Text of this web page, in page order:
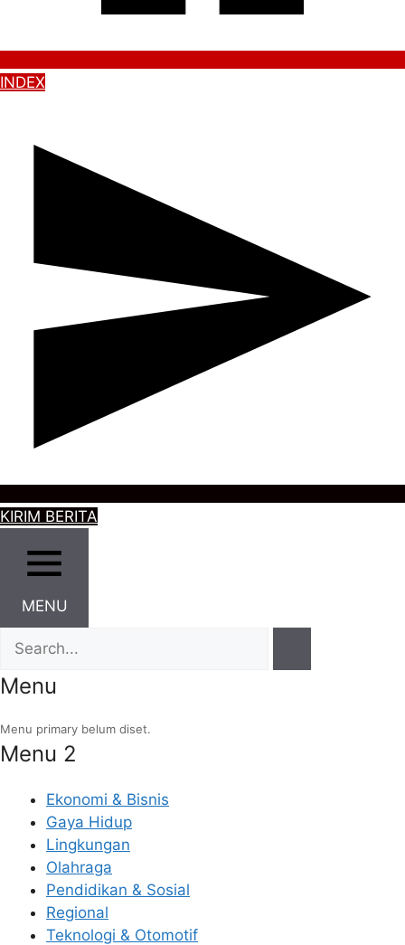
INDEX
KIRIM BERITA
MENU
Menu
Menu primary belum diset.
Menu 2
Ekonomi & Bisnis
Gaya Hidup
Lingkungan
Olahraga
Pendidikan & Sosial
Regional
Teknologi & Otomotif